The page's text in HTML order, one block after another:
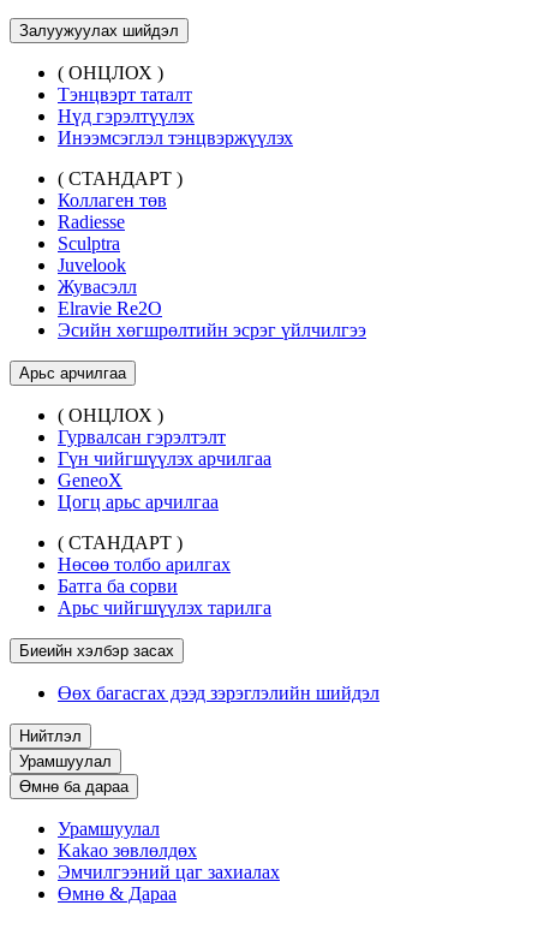
Залуужуулах шийдэл
( ОНЦЛОХ )
Тэнцвэрт таталт
Нүд гэрэлтүүлэх
Инээмсэглэл тэнцвэржүүлэх
( СТАНДАРТ )
Коллаген төв
Radiesse
Sculptra
Juvelook
Жувасэлл
Elravie Re2O
Эсийн хөгшрөлтийн эсрэг үйлчилгээ
Арьс арчилгаа
( ОНЦЛОХ )
Гурвалсан гэрэлтэлт
Гүн чийгшүүлэх арчилгаа
GeneoX
Цогц арьс арчилгаа
( СТАНДАРТ )
Нөсөө толбо арилгах
Батга ба сорви
Арьс чийгшүүлэх тарилга
Биеийн хэлбэр засах
Өөх багасгах дээд зэрэглэлийн шийдэл
Нийтлэл
Урамшуулал
Өмнө ба дараа
Урамшуулал
Kakao зөвлөлдөх
Эмчилгээний цаг захиалах
Өмнө & Дараа